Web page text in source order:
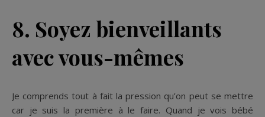
8. Soyez bienveillants
avec vous-mêmes
Je comprends tout à fait la pression qu’on peut se mettre
car je suis la première à le faire. Quand je vois bébé